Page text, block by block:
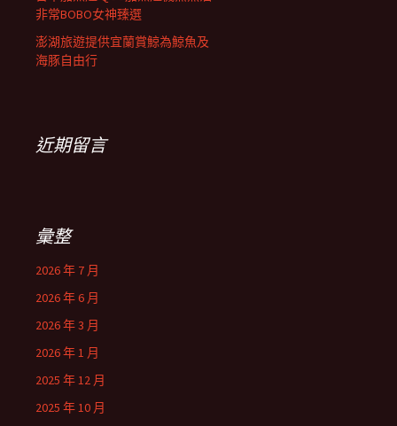
非常BOBO女神臻選
澎湖旅遊提供宜蘭賞鯨為鯨魚及
海豚自由行
近期留言
彙整
2026 年 7 月
2026 年 6 月
2026 年 3 月
2026 年 1 月
2025 年 12 月
2025 年 10 月